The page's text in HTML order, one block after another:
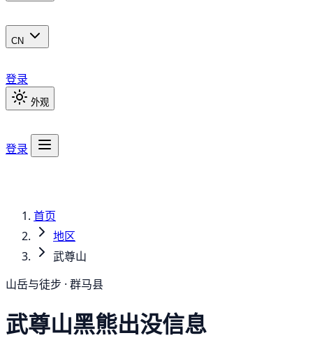
CN
登录
外观
登录
首页
地区
武尊山
山岳与徒步 · 群马县
武尊山黑熊出没信息